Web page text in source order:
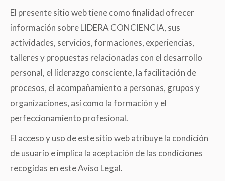
El presente sitio web tiene como finalidad ofrecer
información sobre LIDERA CONCIENCIA, sus
actividades, servicios, formaciones, experiencias,
talleres y propuestas relacionadas con el desarrollo
personal, el liderazgo consciente, la facilitación de
procesos, el acompañamiento a personas, grupos y
organizaciones, así como la formación y el
perfeccionamiento profesional.
El acceso y uso de este sitio web atribuye la condición
de usuario e implica la aceptación de las condiciones
recogidas en este Aviso Legal.